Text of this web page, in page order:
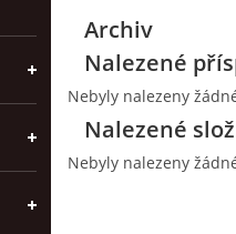
Archiv
Nalezené
Nebyly nalezeny
Nalezené
Nebyly nalezeny